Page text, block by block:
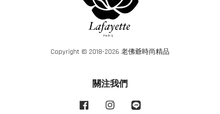
Copyright © 2018-2026 老佛爺時尚精品
關注我們
Facebook Instagram